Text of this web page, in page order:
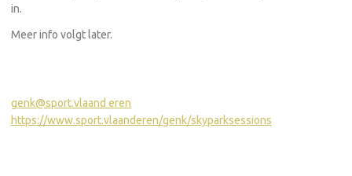
in.
Meer info volgt later.
genk@sport.vlaand eren
https://www.sport.vlaanderen/genk/skyparksessions